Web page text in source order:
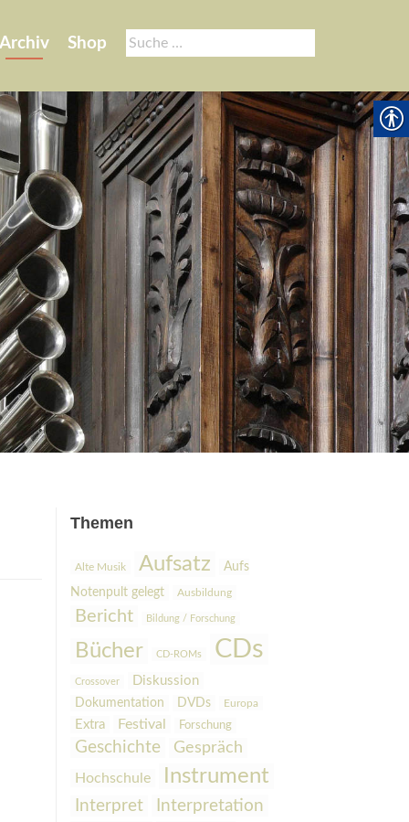
Suche
nach:
Archiv Shop
Themen
Alte Musik Aufsatz
Aufs
Notenpult gelegt
Ausbildung
Bericht Bildung / Forschung
Bücher CD-ROMs CDs
Crossover Diskussion
Dokumentation DVDs Europa
Extra Festival Forschung
Geschichte Gespräch
Hochschule Instrument
Interpret
Interpretation